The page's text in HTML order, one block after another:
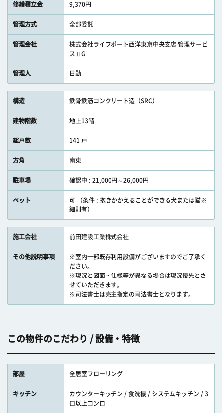
修繕積立金 9,370円
管理方式 全部委託
管理会社
株式会社ライフポート西洋東京中央支店 管理サービ
スⅡG
管理人 日勤
構造 鉄骨鉄筋コンクリート造（SRC）
建物階数 地上13階
総戸数 141 戸
方角 南東
駐車場 確認中 : 21,000円～26,000円
ペット
可 （条件 : 抱きかかえることができる犬または猫※
細則有）
施工会社 前田建設工業株式会社
その他説明事項
※室内一部既存利用設備がございますのでご了承く
ださい。
※現況と図面・仕様等が異なる場合は現況優先とさ
せていただきます。
※司法書士は売主指定の司法書士となります。
この物件のこだわり / 設備・特徴
部屋 全居室フローリング
キッチン
カウンターキッチン / 食洗機 / システムキッチン / 3
口以上コンロ